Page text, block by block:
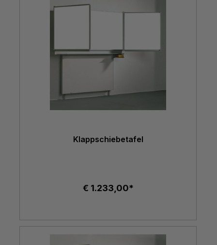
Klappschiebetafel
€ 1.233,00*